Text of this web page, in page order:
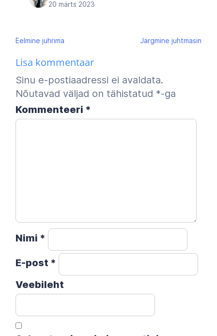
20 märts 2023
Navigeerimine
Eelmine juhrima Järgmine juhtmasin
Lisa kommentaar
Sinu e-postiaadressi ei avaldata.
Nõutavad väljad on tähistatud *-ga
Kommenteeri *
Nimi *
E-post *
Veebileht